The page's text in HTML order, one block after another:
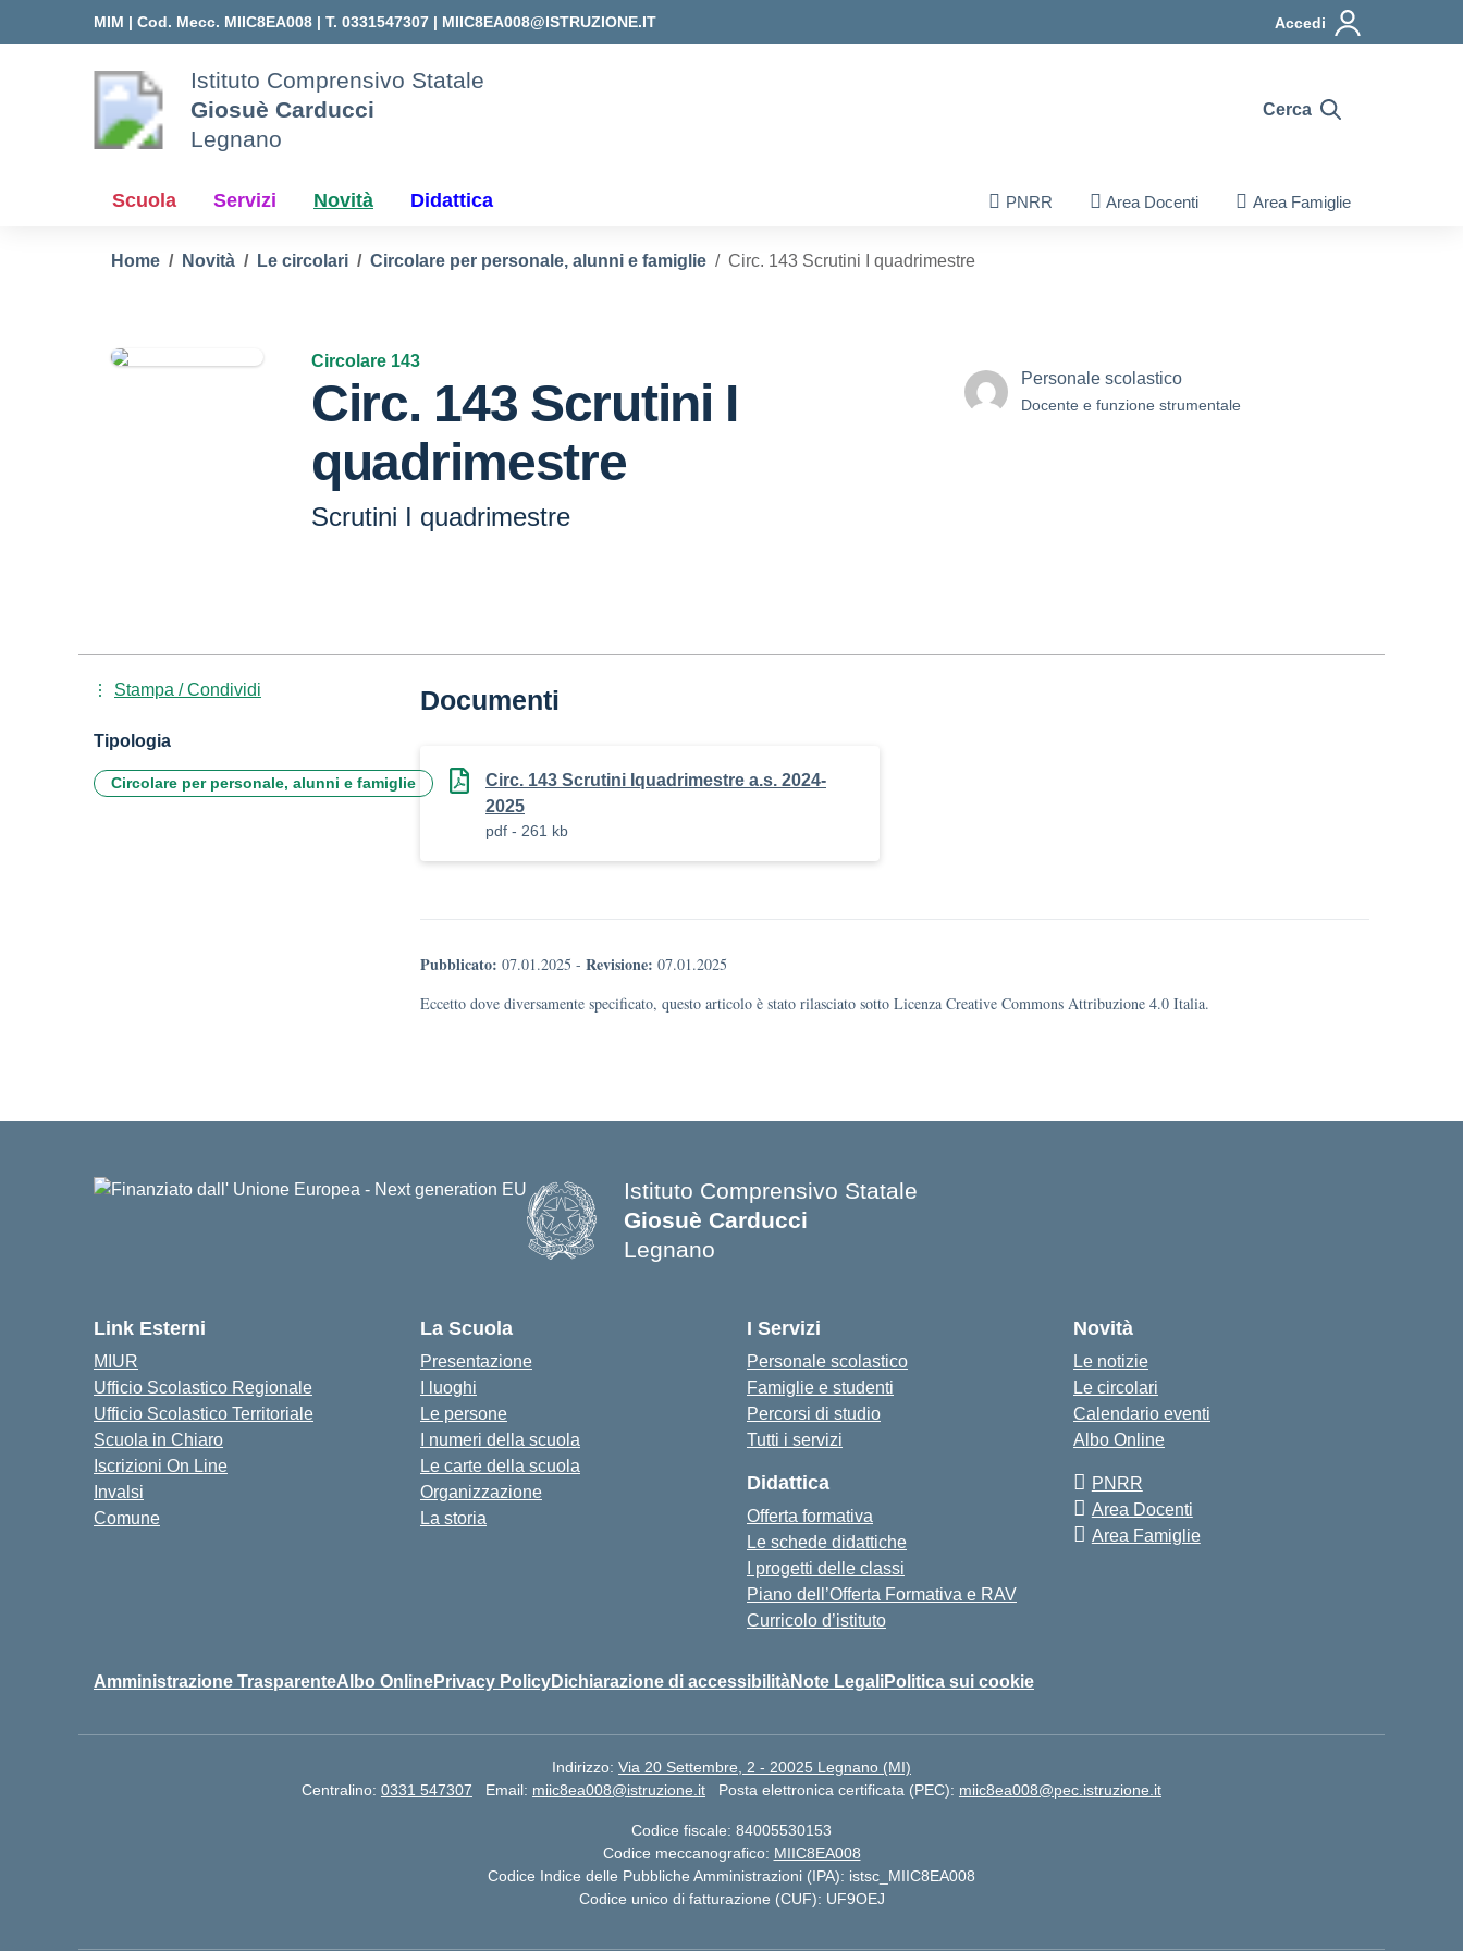
MIM | Cod. Mecc. MIIC8EA008 | T. 0331547307 | MIIC8EA008@ISTRUZIONE.IT Accedi
Istituto Comprensivo Statale
Giosuè Carducci
Legnano
Cerca
Scuola Servizi Novità Didattica PNRR Area Docenti Area Famiglie
Home Novità Le circolari Circolare per personale, alunni e famiglie Circ. 143 Scrutini I quadrimestre
Circolare 143
Circ. 143 Scrutini I
quadrimestre
Scrutini I quadrimestre
Personale scolastico
Docente e funzione strumentale
Documenti
Circ. 143 Scrutini Iquadrimestre a.s. 2024-
2025
pdf - 261 kb
Pubblicato: 07.01.2025 - Revisione: 07.01.2025
Eccetto dove diversamente specificato, questo articolo è stato rilasciato sotto Licenza Creative Commons Attribuzione 4.0 Italia.
Stampa / Condividi
Tipologia
Circolare per personale, alunni e famiglie
Istituto Comprensivo Statale
Giosuè Carducci
Legnano
Link Esterni
MIUR
Ufficio Scolastico Regionale
Ufficio Scolastico Territoriale
Scuola in Chiaro
Iscrizioni On Line
Invalsi
Comune
La Scuola
Presentazione
I luoghi
Le persone
I numeri della scuola
Le carte della scuola
Organizzazione
La storia
I Servizi
Personale scolastico
Famiglie e studenti
Percorsi di studio
Tutti i servizi
Didattica
Offerta formativa
Le schede didattiche
I progetti delle classi
Piano dell’Offerta Formativa e RAV
Curricolo d’istituto
Novità
Le notizie
Le circolari
Calendario eventi
Albo Online
PNRR
Area Docenti
Area Famiglie
Amministrazione TrasparenteAlbo OnlinePrivacy PolicyDichiarazione di accessibilitàNote LegaliPolitica sui cookie
Indirizzo: Via 20 Settembre, 2 - 20025 Legnano (MI)
Centralino: 0331 547307 Email: miic8ea008@istruzione.it Posta elettronica certificata (PEC): miic8ea008@pec.istruzione.it
Codice fiscale: 84005530153
Codice meccanografico: MIIC8EA008
Codice Indice delle Pubbliche Amministrazioni (IPA): istsc_MIIC8EA008
Codice unico di fatturazione (CUF): UF9OEJ